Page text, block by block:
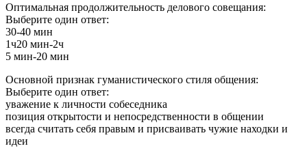
Оптимальная продолжительность делового совещания:
Выберите один ответ:
30-40 мин
1ч20 мин-2ч
5 мин-20 мин
Основной признак гуманистического стиля общения:
Выберите один ответ:
уважение к личности собеседника
позиция открытости и непосредственности в общении
всегда считать себя правым и присваивать чужие находки и
идеи